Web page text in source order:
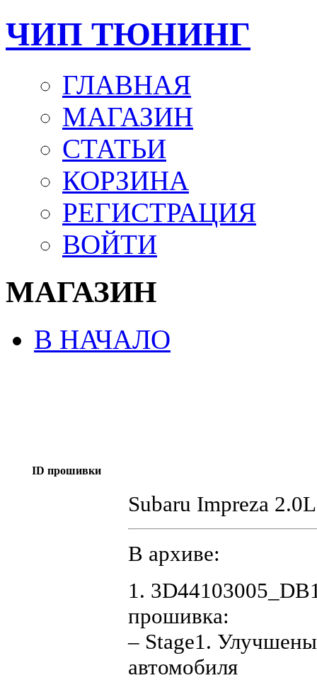
ЧИП ТЮНИНГ
ГЛАВНАЯ
МАГАЗИН
СТАТЬИ
КОРЗИНА
РЕГИСТРАЦИЯ
ВОЙТИ
МАГАЗИН
В НАЧАЛО
ID прошивки
Subaru Impreza
В архиве:
1.
прошивка:
– Stage1.
автомобиля